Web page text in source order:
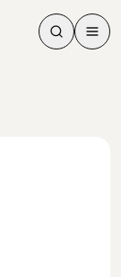
Søk
Søk
Meny